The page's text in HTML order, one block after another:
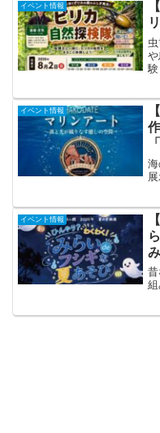
イベント情報
験
イベント情報
イベント情報